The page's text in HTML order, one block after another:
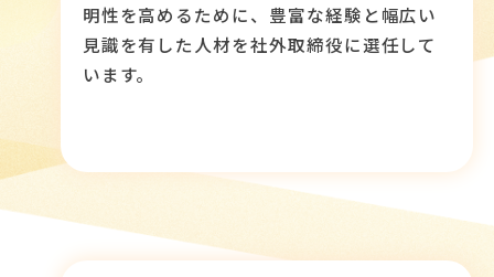
明性を高めるために、豊富な経験と幅広い
見識を有した人材を社外取締役に選任して
います。